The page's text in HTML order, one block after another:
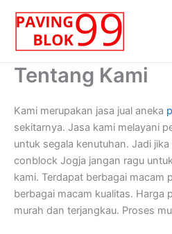
Tentang Kami
Kami merupakan jasa jual aneka
sekitarnya. Jasa kami melayani
untuk segala kenutuhan. Jadi
conblock Jogja jangan ragu
kami. Terdapat berbagai macam
berbagai macam kualitas. Harga
murah dan terjangkau. Proses